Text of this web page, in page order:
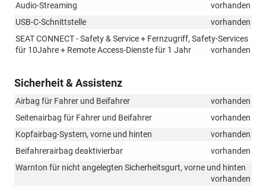
Audio-Streaming
vorhanden
USB-C-Schnittstelle
vorhanden
SEAT CONNECT - Safety & Service + Fernzugriff, Safety-Services
für 10Jahre + Remote Access-Dienste für 1 Jahr
vorhanden
Sicherheit & Assistenz
Airbag für Fahrer und Beifahrer
vorhanden
Seitenairbag für Fahrer und Beifahrer
vorhanden
Kopfairbag-System, vorne und hinten
vorhanden
Beifahrerairbag deaktivierbar
vorhanden
Warnton für nicht angelegten Sicherheitsgurt, vorne und hinten
vorhanden